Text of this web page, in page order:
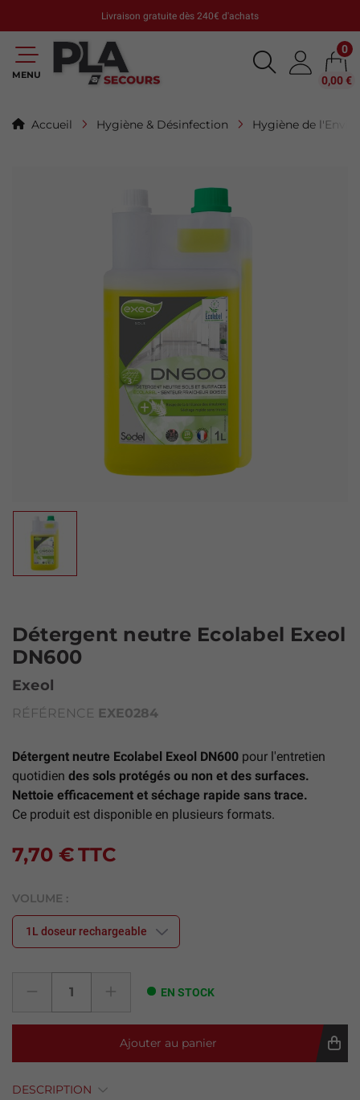
Livraison gratuite dès 240€ d'achats
MENU
0
0,00 €
Accueil Hygiène & Désinfection Hygiène de
Détergent neutre Ecolabel Exeol
DN600
Exeol
RÉFÉRENCE EXE0284
Détergent neutre Ecolabel Exeol DN600 pour l'entretien
quotidien des sols protégés ou non et des surfaces.
Nettoie efficacement et séchage rapide sans trace.
Ce produit est disponible en plusieurs formats.
7,70 €TTC
VOLUME :
EN STOCK
Ajouter au panier
DESCRIPTION